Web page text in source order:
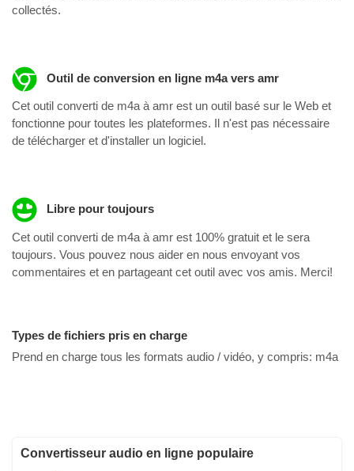
collectés.
Outil de conversion en ligne m4a vers amr
Cet outil converti de m4a à amr est un outil basé sur le Web et
fonctionne pour toutes les plateformes. Il n'est pas nécessaire
de télécharger et d'installer un logiciel.
Libre pour toujours
Cet outil converti de m4a à amr est 100% gratuit et le sera
toujours. Vous pouvez nous aider en nous envoyant vos
commentaires et en partageant cet outil avec vos amis. Merci!
Types de fichiers pris en charge
Prend en charge tous les formats audio / vidéo, y compris: m4a
Convertisseur audio en ligne populaire